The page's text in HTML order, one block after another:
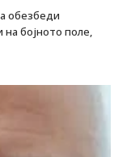
обезбеди
бојното поле,